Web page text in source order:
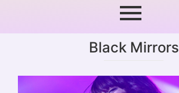
Black Mirrors